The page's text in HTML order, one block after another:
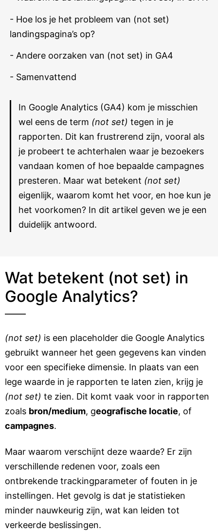
- Hoe los je het probleem van (not set)
landingspagina’s op?
- Andere oorzaken van (not set) in GA4
- Samenvattend
In Google Analytics (GA4) kom je misschien
wel eens de term (not set) tegen in je
rapporten. Dit kan frustrerend zijn, vooral als
je probeert te achterhalen waar je bezoekers
vandaan komen of hoe bepaalde campagnes
presteren. Maar wat betekent (not set)
eigenlijk, waarom komt het voor, en hoe kun je
het voorkomen? In dit artikel geven we je een
duidelijk antwoord.
Wat betekent (not set) in
Google Analytics?
(not set) is een placeholder die Google Analytics
gebruikt wanneer het geen gegevens kan vinden
voor een specifieke dimensie. In plaats van een
lege waarde in je rapporten te laten zien, krijg je
(not set) te zien. Dit komt vaak voor in rapporten
zoals bron/medium, geografische locatie, of
campagnes.
Maar waarom verschijnt deze waarde? Er zijn
verschillende redenen voor, zoals een
ontbrekende trackingparameter of fouten in je
instellingen. Het gevolg is dat je statistieken
minder nauwkeurig zijn, wat kan leiden tot
verkeerde beslissingen.